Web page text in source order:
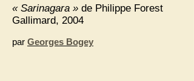
« Sarinagara » de Philippe Forest
Gallimard, 2004
par Georges Bogey